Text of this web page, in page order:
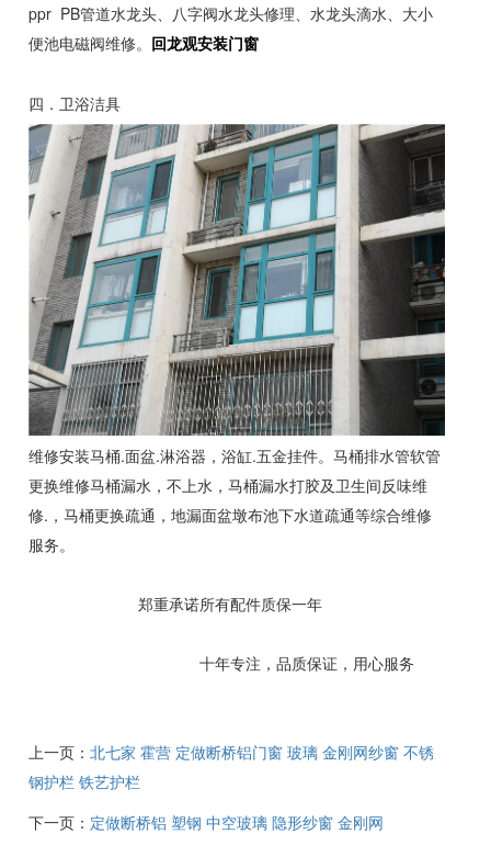
ppr PB管道水龙头、八字阀水龙头修理、水龙头滴水、大小
便池电磁阀维修。
回龙观安装门窗
四．卫浴洁具
维修安装马桶.面盆.淋浴器，浴缸.五金挂件。马桶排水管软管
更换维修马桶漏水，不上水，马桶漏水打胶及卫生间反味维
修.，马桶更换疏通，地漏面盆墩布池下水道疏通等综合维修
服务。
郑重承诺所有配件质保一年
十年专注，品质保证，用心服务
上一页： 北七家 霍营 定做断桥铝门窗 玻璃 金刚网纱窗 不锈
钢护栏 铁艺护栏
下一页： 定做断桥铝 塑钢 中空玻璃 隐形纱窗 金刚网